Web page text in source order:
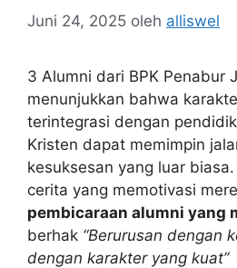
Juni 24, 2025 oleh alliswel
3 Alumni dari BPK Penabur
menunjukkan bahwa
terintegrasi dengan
Kristen dapat memimpin
kesuksesan yang luar
cerita yang memotivasi
pembicaraan alumni yang
berhak “Berurusan dengan
dengan karakter yang kuat”